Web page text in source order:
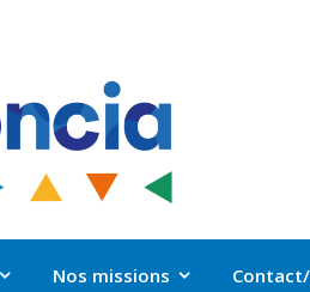
Nos missions